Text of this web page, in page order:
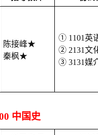
陈接峰★
秦枫★
① 1101英
② 2131文
③ 3131媒
中国史